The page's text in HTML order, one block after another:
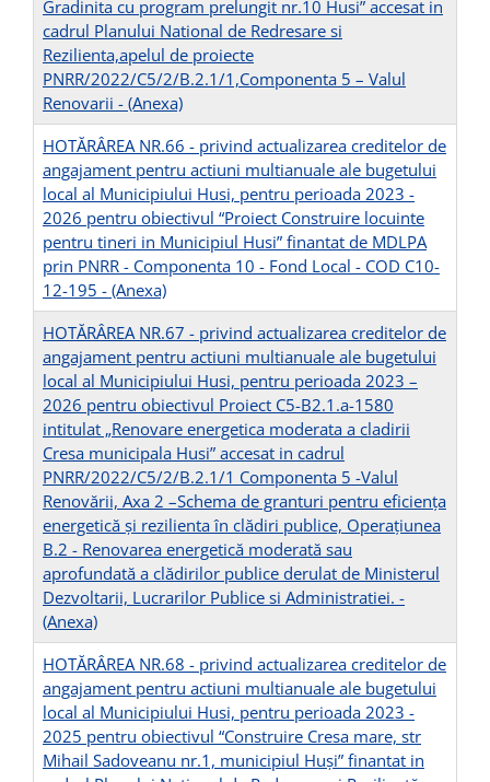
Gradinita cu program prelungit nr.10 Husi” accesat in
cadrul Planului National de Redresare si
Rezilienta,apelul de proiecte
PNRR/2022/C5/2/B.2.1/1,Componenta 5 – Valul
Renovarii - (Anexa)
HOTĂRÂREA NR.66 - privind actualizarea creditelor de
angajament pentru actiuni multianuale ale bugetului
local al Municipiului Husi, pentru perioada 2023 -
2026 pentru obiectivul “Proiect Construire locuinte
pentru tineri in Municipiul Husi” finantat de MDLPA
prin PNRR - Componenta 10 - Fond Local - COD C10-
12-195 - (Anexa)
HOTĂRÂREA NR.67 - privind actualizarea creditelor de
angajament pentru actiuni multianuale ale bugetului
local al Municipiului Husi, pentru perioada 2023 –
2026 pentru obiectivul Proiect C5-B2.1.a-1580
intitulat „Renovare energetica moderata a cladirii
Cresa municipala Husi” accesat in cadrul
PNRR/2022/C5/2/B.2.1/1 Componenta 5 -Valul
Renovării, Axa 2 –Schema de granturi pentru eficienţa
energetică şi rezilienta în clădiri publice, Operaţiunea
B.2 - Renovarea energetică moderată sau
aprofundată a clădirilor publice derulat de Ministerul
Dezvoltarii, Lucrarilor Publice si Administratiei. -
(Anexa)
HOTĂRÂREA NR.68 - privind actualizarea creditelor de
angajament pentru actiuni multianuale ale bugetului
local al Municipiului Husi, pentru perioada 2023 -
2025 pentru obiectivul “Construire Cresa mare, str
Mihail Sadoveanu nr.1, municipiul Huși” finantat in